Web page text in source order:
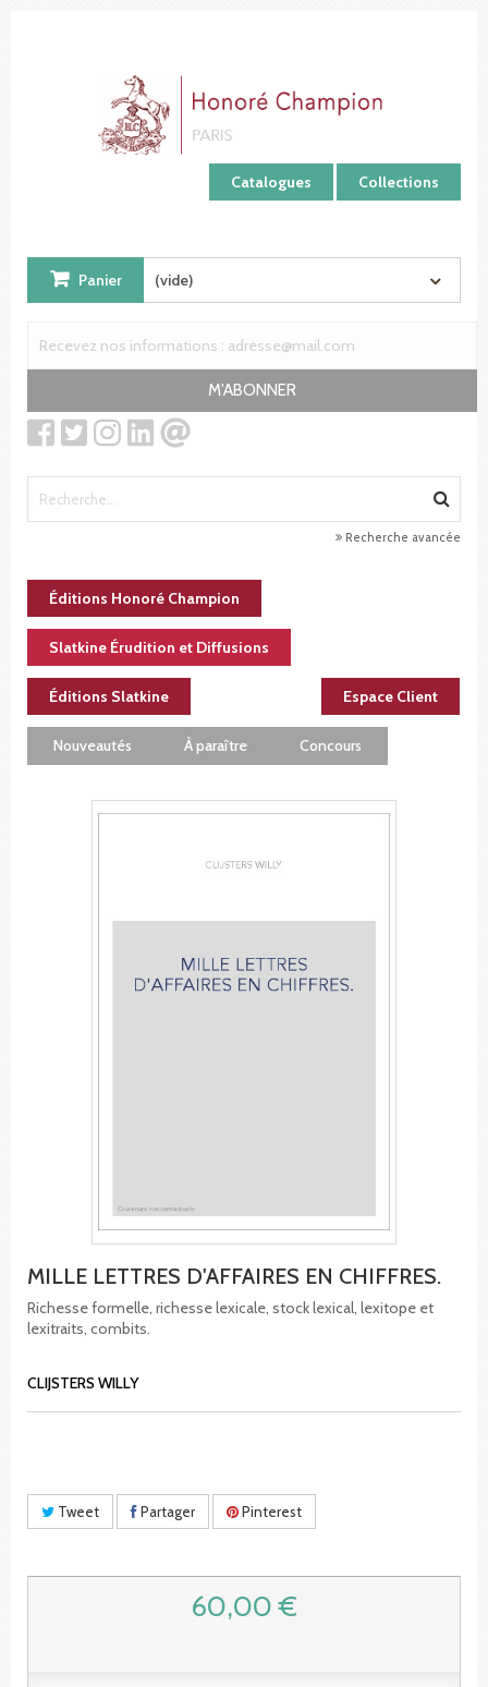
Catalogues Collections
Panier (vide)
M'ABONNER
Recherche avancée
Éditions Honoré Champion
Slatkine Érudition et Diffusions
Éditions Slatkine Espace Client
Nouveautés À paraître Concours
MILLE LETTRES D'AFFAIRES EN CHIFFRES.
Richesse formelle, richesse lexicale, stock lexical, lexitope et
lexitraits, combits.
CLIJSTERS WILLY
Tweet Partager Pinterest
60,00 €